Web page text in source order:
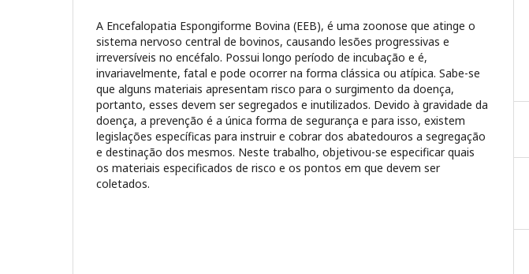
A Encefalopatia Espongiforme Bovina (EEB), é uma zoonose que atinge o
sistema nervoso central de bovinos, causando lesões progressivas e
irreversíveis no encéfalo. Possui longo período de incubação e é,
invariavelmente, fatal e pode ocorrer na forma clássica ou atípica. Sabe-se
que alguns materiais apresentam risco para o surgimento da doença,
portanto, esses devem ser segregados e inutilizados. Devido à gravidade da
doença, a prevenção é a única forma de segurança e para isso, existem
legislações específicas para instruir e cobrar dos abatedouros a segregação
e destinação dos mesmos. Neste trabalho, objetivou-se especificar quais
os materiais especificados de risco e os pontos em que devem ser
coletados.